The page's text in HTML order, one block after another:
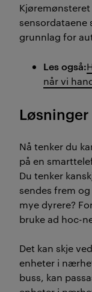
sensordataene
grunnlag for
Les også:
når vi
Nå tenker du
på en
Du tenker
sendes frem
mye dyrere?
bruke ad hoc-
Det kan skje
enheter i
buss, kan